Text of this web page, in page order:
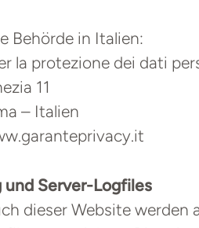
Behörde in Italien:
la protezione dei dati
11
– Italien
und Server-Logfiles
dieser Website